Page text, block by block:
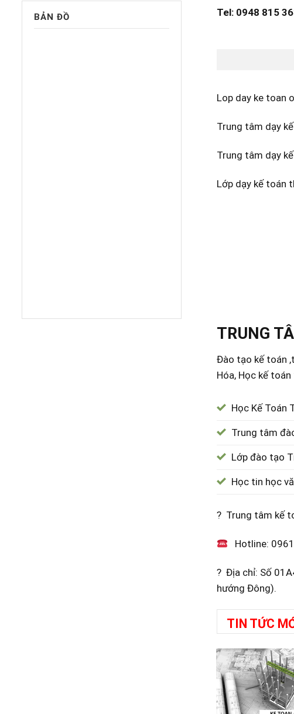
BẢN ĐỒ Tel: 0948 815
Lop day ke toan
Trung tâm dạy
Trung tâm dạy
Lớp dạy kế toán
TRUNG
Đào tạo kế toán
Hóa, Học kế
Học Kế Toán
Trung tâm
Lớp đào tạo
Học tin học
? Trung tâm kế
Hotline:
? Địa chỉ: Số
hướng Đông).
TIN TỨC